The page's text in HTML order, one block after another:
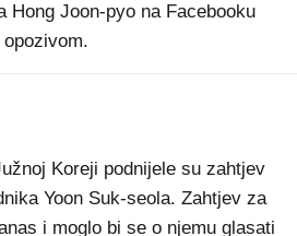
Hong Joon-pyo na Facebooku
Koreji podnijele su zahtjev
Yoon Suk-seola. Zahtjev za
i moglo bi se o njemu glasati